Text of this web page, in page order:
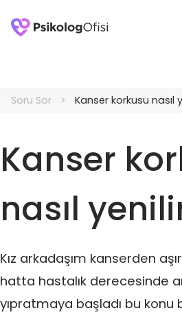
Soru Sor Kanser korkusu nasıl
Kanser
nasıl
Kız arkadaşım kanserden
hatta hastalık derecesinde
yıpratmaya başladı bu konu